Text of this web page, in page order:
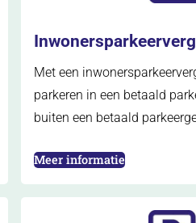
Met een
parkeren in een betaald
buiten een betaald
Meer informatie
(opent in nieuw tabblad)